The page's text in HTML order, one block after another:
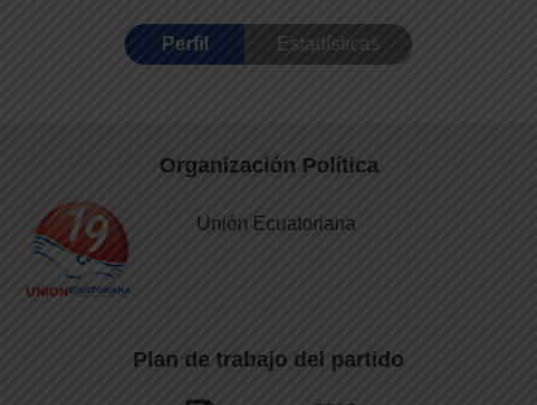
Perfil Estadísticas
Organización Política
Unión Ecuatoriana
Plan de trabajo del partido